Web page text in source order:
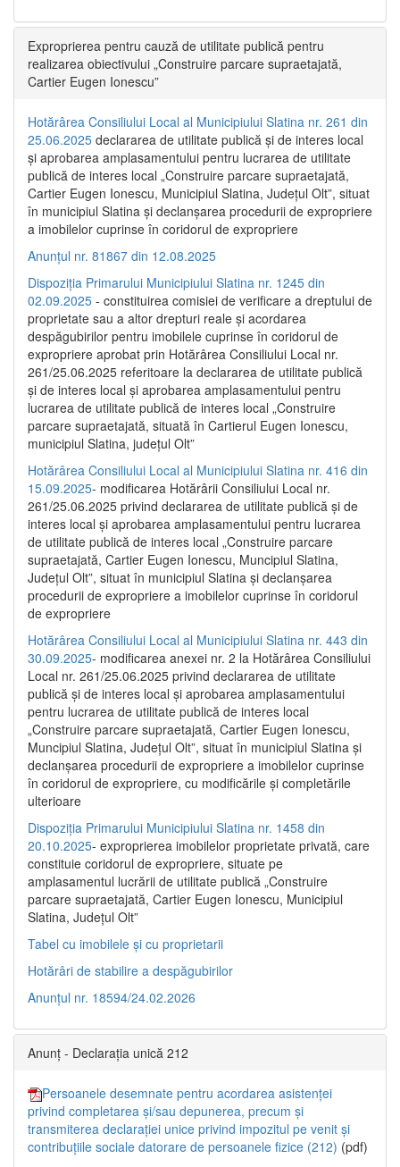
Exproprierea pentru cauză de utilitate publică pentru
realizarea obiectivului „Construire parcare supraetajată,
Cartier Eugen Ionescu”
Hotărârea Consiliului Local al Municipiului Slatina nr. 261 din
25.06.2025 declararea de utilitate publică și de interes local
și aprobarea amplasamentului pentru lucrarea de utilitate
publică de interes local „Construire parcare supraetajată,
Cartier Eugen Ionescu, Municipiul Slatina, Județul Olt”, situat
în municipiul Slatina și declanșarea procedurii de expropriere
a imobilelor cuprinse în coridorul de expropriere
Anunțul nr. 81867 din 12.08.2025
Dispoziția Primarului Municipiului Slatina nr. 1245 din
02.09.2025 - constituirea comisiei de verificare a dreptului de
proprietate sau a altor drepturi reale și acordarea
despăgubirilor pentru imobilele cuprinse în coridorul de
expropriere aprobat prin Hotărârea Consiliului Local nr.
261/25.06.2025 referitoare la declararea de utilitate publică
și de interes local și aprobarea amplasamentului pentru
lucrarea de utilitate publică de interes local „Construire
parcare supraetajată, situată în Cartierul Eugen Ionescu,
municipiul Slatina, județul Olt”
Hotărârea Consiliului Local al Municipiului Slatina nr. 416 din
15.09.2025- modificarea Hotărârii Consiliului Local nr.
261/25.06.2025 privind declararea de utilitate publică și de
interes local și aprobarea amplasamentului pentru lucrarea
de utilitate publică de interes local „Construire parcare
supraetajată, Cartier Eugen Ionescu, Muncipiul Slatina,
Județul Olt”, situat în municipiul Slatina și declanșarea
procedurii de expropriere a imobilelor cuprinse în coridorul
de expropriere
Hotărârea Consiliului Local al Municipiului Slatina nr. 443 din
30.09.2025- modificarea anexei nr. 2 la Hotărârea Consiliului
Local nr. 261/25.06.2025 privind declararea de utilitate
publică şi de interes local şi aprobarea amplasamentului
pentru lucrarea de utilitate publică de interes local
„Construire parcare supraetajată, Cartier Eugen Ionescu,
Muncipiul Slatina, Judeţul Olt”, situat în municipiul Slatina şi
declanşarea procedurii de expropriere a imobilelor cuprinse
în coridorul de expropriere, cu modificările şi completările
ulterioare
Dispoziția Primarului Municipiului Slatina nr. 1458 din
20.10.2025- exproprierea imobilelor proprietate privată, care
constituie coridorul de expropriere, situate pe
amplasamentul lucrării de utilitate publică „Construire
parcare supraetajată, Cartier Eugen Ionescu, Municipiul
Slatina, Județul Olt”
Tabel cu imobilele și cu proprietarii
Hotărâri de stabilire a despăgubirilor
Anunțul nr. 18594/24.02.2026
Anunț - Declarația unică 212
Persoanele desemnate pentru acordarea asistenței
privind completarea și/sau depunerea, precum și
transmiterea declarației unice privind impozitul pe venit și
contribuțiile sociale datorare de persoanele fizice (212) (pdf)